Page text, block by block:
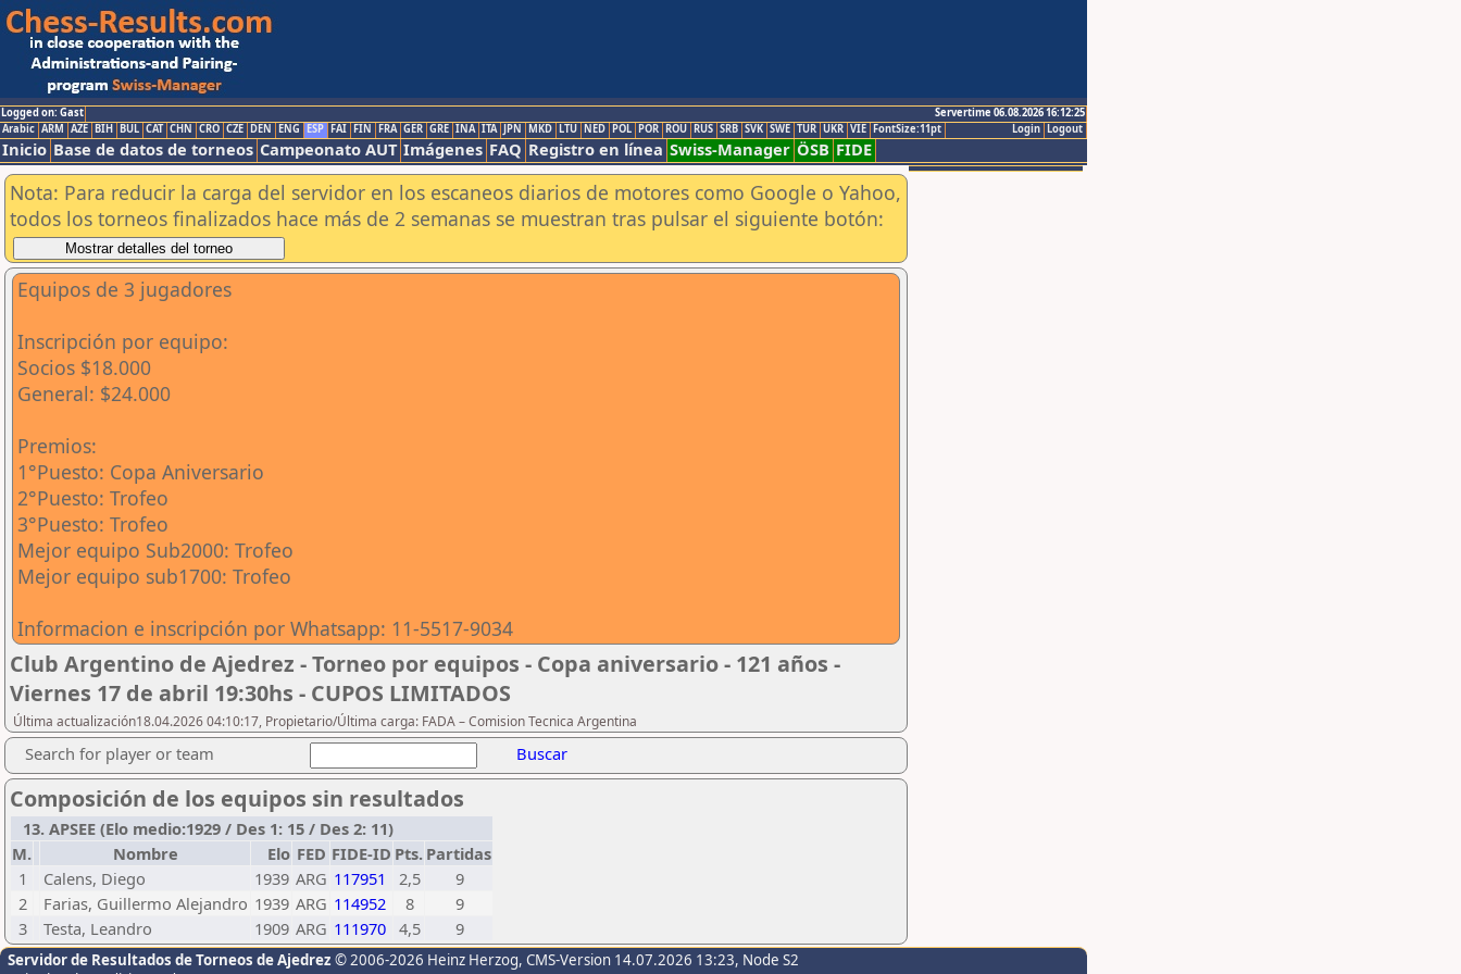
Logged on: Gast
Servertime 06.08.2026 16:12:25
Logout
Login
Arabic ARM AZE BIH BUL CAT CHN CRO CZE DEN ENG ESP FAI FIN FRA GER GRE INA ITA JPN MKD LTU NED POL POR ROU RUS SRB SVK SWE TUR UKR VIE FontSize:11pt
Inicio Base de datos de torneos Campeonato AUT Imágenes FAQ Registro en línea Swiss-Manager ÖSB FIDE
Nota: Para reducir la carga del servidor en los escaneos diarios de motores como Google o Yahoo,
todos los torneos finalizados hace más de 2 semanas se muestran tras pulsar el siguiente botón:
Equipos de 3 jugadores
Inscripción por equipo:
Socios $18.000
General: $24.000
Premios:
1°Puesto: Copa Aniversario
2°Puesto: Trofeo
3°Puesto: Trofeo
Mejor equipo Sub2000: Trofeo
Mejor equipo sub1700: Trofeo
Informacion e inscripción por Whatsapp: 11-5517-9034
Club Argentino de Ajedrez - Torneo por equipos - Copa aniversario - 121 años -
Viernes 17 de abril 19:30hs - CUPOS LIMITADOS
Última actualización18.04.2026 04:10:17, Propietario/Última carga: FADA – Comision Tecnica Argentina
Search for player or team Buscar
Composición de los equipos sin resultados
13. APSEE (Elo medio:1929 / Des 1: 15 / Des 2: 11)
M.
Nombre Elo FED FIDE-ID Pts. Partidas
1
Calens, Diego 1939 ARG 117951 2,5
9
2
Farias, Guillermo Alejandro 1939 ARG 114952 8
9
3
Testa, Leandro 1909 ARG 111970 4,5 9
Servidor de Resultados de Torneos de Ajedrez © 2006-2026 Heinz Herzog, CMS-Version 14.07.2026 13:23, Node S2